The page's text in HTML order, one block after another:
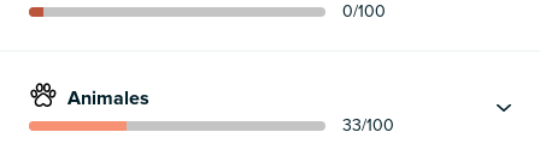
0/100
Animales
33/100